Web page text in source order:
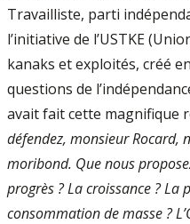
Travailliste, parti
l’initiative de l’USTKE
kanaks et exploités, créé
questions de
avait fait cette magnifique
défendez, monsieur Rocard,
moribond. Que nous
progrès ? La croissance ?
consommation de masse ?